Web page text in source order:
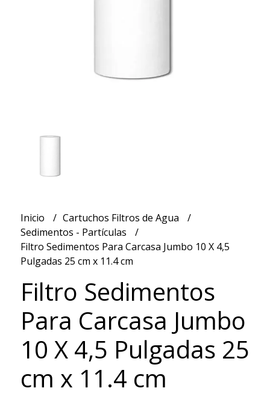
Inicio
Cartuchos Filtros de Agua
Sedimentos - Partículas
Filtro Sedimentos Para Carcasa Jumbo 10 X 4,5
Pulgadas 25 cm x 11.4 cm
Filtro Sedimentos
Para Carcasa Jumbo
10 X 4,5 Pulgadas 25
cm x 11.4 cm